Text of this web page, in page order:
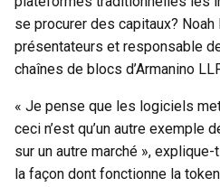
se procurer des capitaux? Noah
présentateurs et responsable
chaînes de blocs d’Armanino
« Je pense que les logiciels
ceci n’est qu’un autre exemple
sur un autre marché »,
la façon dont fonctionne la